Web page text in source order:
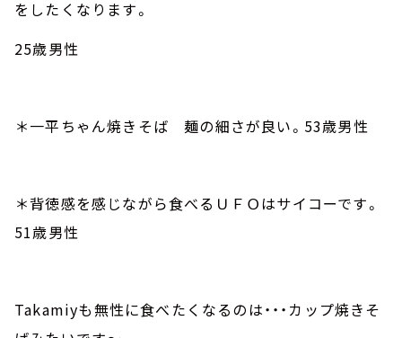
をしたくなります。
25歳男性
＊一平ちゃん焼きそば 麺の細さが良い。 53歳男性
＊背徳感を感じながら食べるＵＦＯはサイコーです。
51歳男性
Takamiyも無性に食べたくなるのは・・・カップ焼きそ